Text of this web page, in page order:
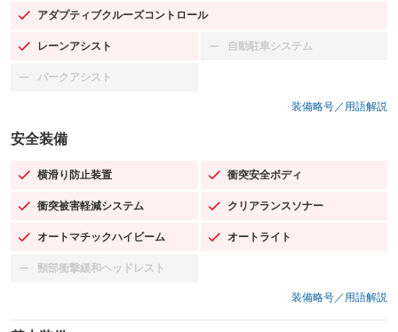
アダプティブクルーズコントロール
：装備あり
レーンアシスト
：装備あり 自動駐車システム
：装備なし
パークアシスト
：装備なし
装備略号／用語解説
安全装備
横滑り防止装置
：装備あり 衝突安全ボディ
：装備あり
衝突被害軽減システム
：装備あり クリアランスソナー
：装備あり
オートマチックハイビーム
：装備あり オートライト
：装備あり
頸部衝撃緩和ヘッドレスト
：装備なし
装備略号／用語解説